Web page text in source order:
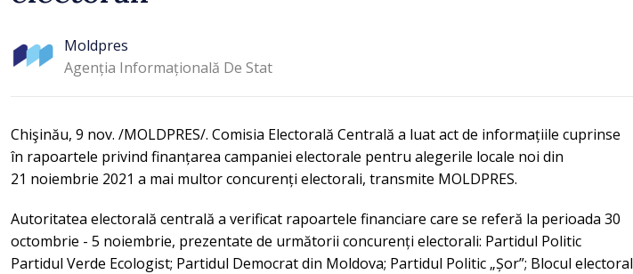
Moldpres
Agenția Informațională De Stat
Chişinău, 9 nov. /MOLDPRES/. Comisia Electorală Centrală a luat act de informațiile cuprinse
în rapoartele privind finanțarea campaniei electorale pentru alegerile locale noi din
21 noiembrie 2021 a mai multor concurenți electorali, transmite MOLDPRES.
Autoritatea electorală centrală a verificat rapoartele financiare care se referă la perioada 30
octombrie - 5 noiembrie, prezentate de următorii concurenți electorali: Partidul Politic
Partidul Verde Ecologist; Partidul Democrat din Moldova; Partidul Politic „Șor”; Blocul electoral